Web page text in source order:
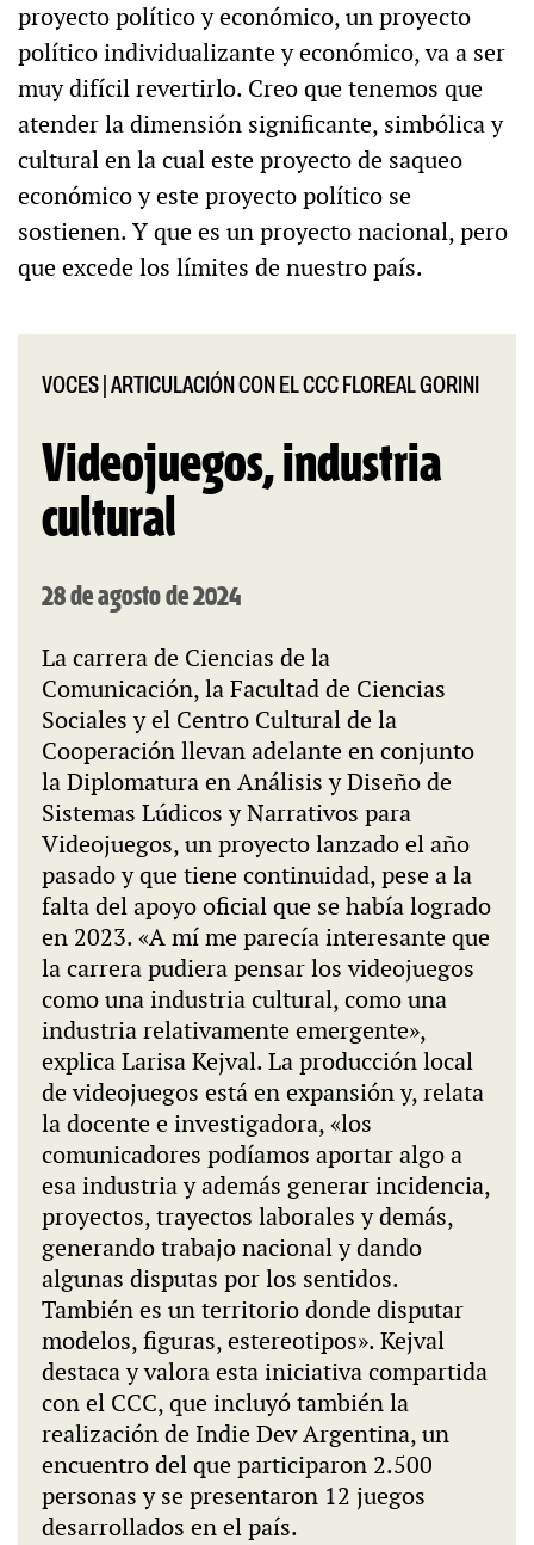
proyecto político y económico, un proyecto
político individualizante y económico, va a ser
muy difícil revertirlo. Creo que tenemos que
atender la dimensión significante, simbólica y
cultural en la cual este proyecto de saqueo
económico y este proyecto político se
sostienen. Y que es un proyecto nacional, pero
que excede los límites de nuestro país.
VOCES ARTICULACIÓN CON EL CCC FLOREAL GORINI
Videojuegos, industria
cultural
28 de agosto de 2024
La carrera de Ciencias de la
Comunicación, la Facultad de Ciencias
Sociales y el Centro Cultural de la
Cooperación llevan adelante en conjunto
la Diplomatura en Análisis y Diseño de
Sistemas Lúdicos y Narrativos para
Videojuegos, un proyecto lanzado el año
pasado y que tiene continuidad, pese a la
falta del apoyo oficial que se había logrado
en 2023. «A mí me parecía interesante que
la carrera pudiera pensar los videojuegos
como una industria cultural, como una
industria relativamente emergente»,
explica Larisa Kejval. La producción local
de videojuegos está en expansión y, relata
la docente e investigadora, «los
comunicadores podíamos aportar algo a
esa industria y además generar incidencia,
proyectos, trayectos laborales y demás,
generando trabajo nacional y dando
algunas disputas por los sentidos.
También es un territorio donde disputar
modelos, figuras, estereotipos». Kejval
destaca y valora esta iniciativa compartida
con el CCC, que incluyó también la
realización de Indie Dev Argentina, un
encuentro del que participaron 2.500
personas y se presentaron 12 juegos
desarrollados en el país.